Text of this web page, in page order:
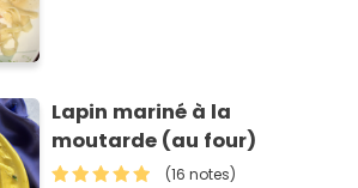
Lapin mariné à la
moutarde (au four)
(16 notes)